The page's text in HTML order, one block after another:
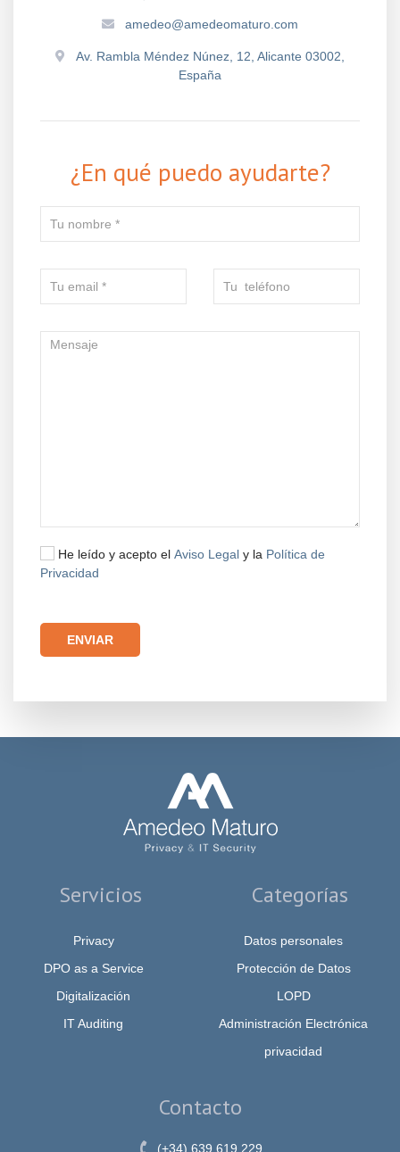
amedeo@amedeomaturo.com
Av. Rambla Méndez Núnez, 12, Alicante 03002,
España
¿En qué puedo ayudarte?
He leído y acepto el Aviso Legal y la Política de
Privacidad
Servicios
Privacy
DPO as a Service
Digitalización
IT Auditing
Categorías
Datos personales
Protección de Datos
LOPD
Administración Electrónica
privacidad
Contacto
(+34) 639 619 229